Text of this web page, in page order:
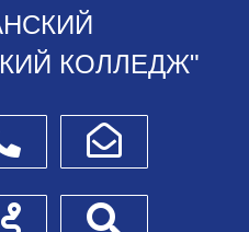
КОЛЛЕДЖ"
ТелефоныНаписать обращение
проезда